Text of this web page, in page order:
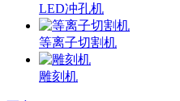
LED冲孔机
等离子切割机
雕刻机